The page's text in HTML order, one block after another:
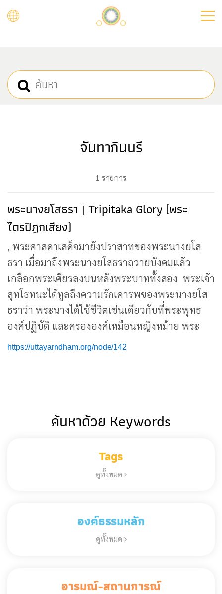
จันทากินนรี
1 รายการ
พระนางยโสธรา | Tripitaka Glory (พระ
ไตรปิฎกเสียง)
, พระศาสดาเสด็จมายังปราสาทของพระนางยโส
ธรา เมื่อมาถึงพระนางยโสธราถวายบังคมแล้ว
เกลือกพระเศียรลงบนหลังพระบาททั้งสอง พระเจ้า
สุทโธทนะได้ทูลถึงความรักเคารพของพระนางยโส
ธราว่า พระนางได้ใช้ชีวิตเช่นเดียวกับที่พระพุทธ
องค์ปฏิบัติ และครององค์เหมือนหญิงหม้าย พระ
https://uttayarndham.org/node/142
ค้นหาด้วย Keywords
Tags
ดูทั้งหมด
องค์ธรรมหลัก
ดูทั้งหมด
อารมณ์-สถานการณ์